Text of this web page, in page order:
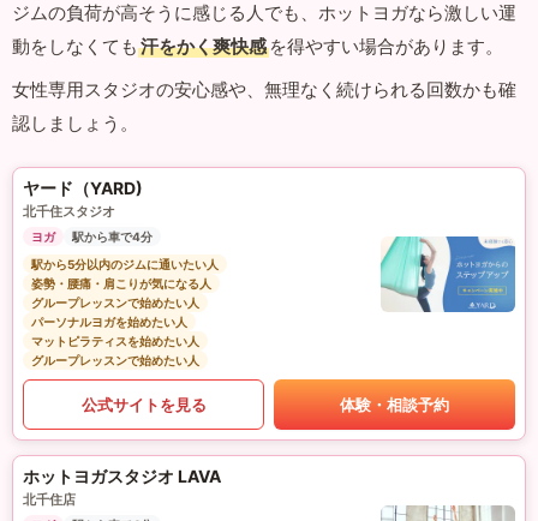
ジムの負荷が高そうに感じる人でも、ホットヨガなら激しい運
動をしなくても 汗をかく爽快感 を得やすい場合があります。
女性専用スタジオの安心感や、無理なく続けられる回数かも確
認しましょう。
ヤード（YARD)
北千住スタジオ
ヨガ
駅から車で4分
駅から5分以内のジムに通いたい人
姿勢・腰痛・肩こりが気になる人
グループレッスンで始めたい人
パーソナルヨガを始めたい人
マットピラティスを始めたい人
グループレッスンで始めたい人
公式サイトを見る 体験・相談予約
ホットヨガスタジオ LAVA
北千住店